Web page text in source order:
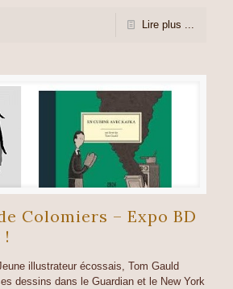
Lire plus ...
Colomiers – Expo BD
illustrateur écossais, Tom Gauld
dessins dans le Guardian et le New York